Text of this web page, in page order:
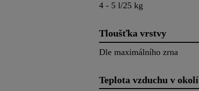
4 - 5 l/25 kg
Tloušťka vrstvy
Dle maximálního zrna
Teplota vzduchu v okolí